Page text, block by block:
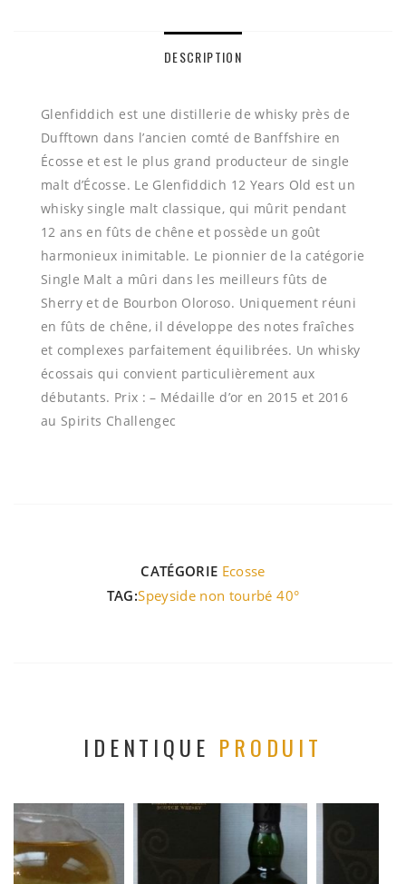
DESCRIPTION
Glenfiddich est une distillerie de whisky près de
Dufftown dans l’ancien comté de Banffshire en
Écosse et est le plus grand producteur de single
malt d’Écosse. Le Glenfiddich 12 Years Old est un
whisky single malt classique, qui mûrit pendant
12 ans en fûts de chêne et possède un goût
harmonieux inimitable. Le pionnier de la catégorie
Single Malt a mûri dans les meilleurs fûts de
Sherry et de Bourbon Oloroso. Uniquement réuni
en fûts de chêne, il développe des notes fraîches
et complexes parfaitement équilibrées. Un whisky
écossais qui convient particulièrement aux
débutants. Prix : – Médaille d’or en 2015 et 2016
au Spirits Challengec
CATÉGORIE Ecosse
TAG:Speyside non tourbé 40°
IDENTIQUE PRODUIT